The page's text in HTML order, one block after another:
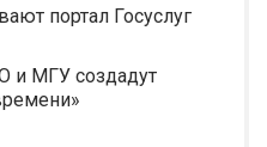
портал Госуслуг
МГУ создадут